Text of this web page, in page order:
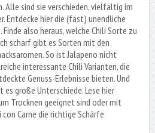
Alle sind sie verschieden, vielfältig im
Entdecke hier die (fast) unendliche
also heraus, welche Chili Sorte zu
scharf gibt es Sorten mit den
So ist Jalapeno nicht
interessante Chili Varianten, die
Genuss-Erlebnisse bieten. Und
es große Unterschiede. Lese hier
Trocknen geeignet sind oder mit
Carne die richtige Schärfe